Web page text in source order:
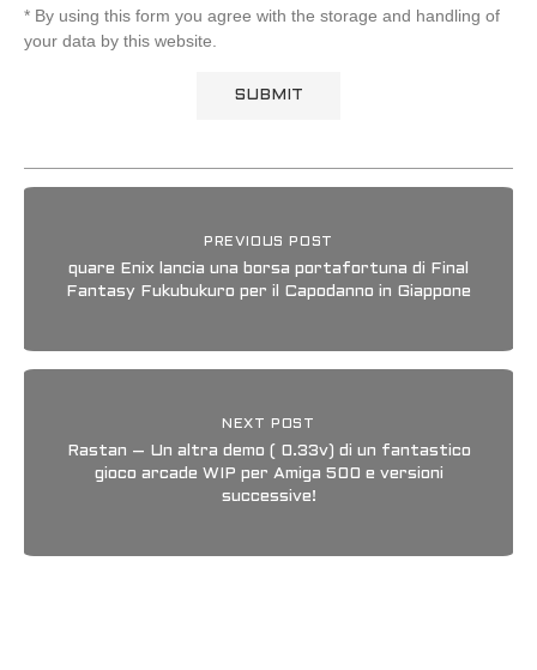
* By using this form you agree with the storage and handling of
your data by this website.
PREVIOUS POST
quare Enix lancia una borsa portafortuna di Final
Fantasy Fukubukuro per il Capodanno in Giappone
NEXT POST
Rastan – Un altra demo ( 0.33v) di un fantastico
gioco arcade WIP per Amiga 500 e versioni
successive!